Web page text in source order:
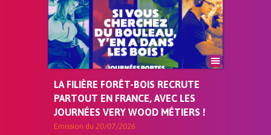
LA FILIÈRE FORÊT-BOIS RECRUTE
PARTOUT EN FRANCE, AVEC LES
JOURNÉES VERY WOOD MÉTIERS !
Emission du 20/07/2026